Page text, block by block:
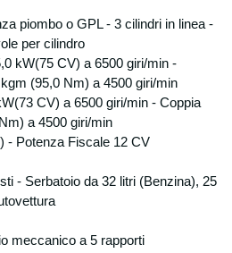
piombo o GPL - 3 cilindri in linea -
per cilindro
kW(75 CV) a 6500 giri/min -
(95,0 Nm) a 4500 giri/min
CV) a 6500 giri/min - Coppia
a 4500 giri/min
- Potenza Fiscale 12 CV
- Serbatoio da 32 litri (Benzina), 25
meccanico a 5 rapporti